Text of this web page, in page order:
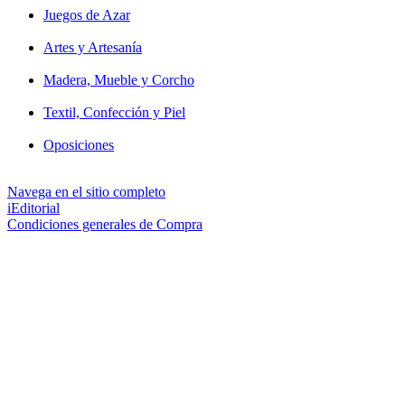
Juegos de Azar
Artes y Artesanía
Madera, Mueble y Corcho
Textil, Confección y Piel
Oposiciones
Navega en el sitio completo
iEditorial
Condiciones generales de Compra